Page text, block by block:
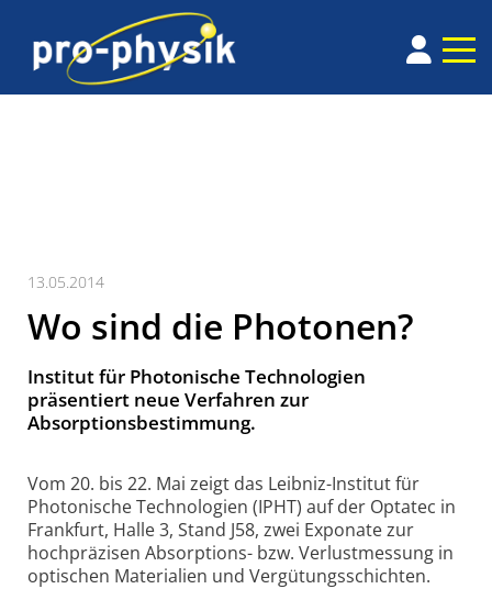
13.05.2014
Wo sind die Photonen?
Institut für Photonische Technologien
präsentiert neue Verfahren zur
Absorptionsbestimmung.
Vom 20. bis 22. Mai zeigt das Leibniz-Institut für
Photonische Technologien (IPHT) auf der Optatec in
Frankfurt, Halle 3, Stand J58, zwei Exponate zur
hochpräzisen Absorptions- bzw. Verlustmessung in
optischen Materialien und Vergütungsschichten.